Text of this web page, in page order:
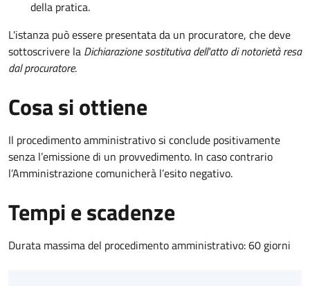
della pratica.
L'istanza può essere presentata da un procuratore, che deve
sottoscrivere la Dichiarazione sostitutiva dell'atto di notorietà resa
dal procuratore.
Cosa si ottiene
Il procedimento amministrativo si conclude positivamente
senza l’emissione di un provvedimento. In caso contrario
l’Amministrazione comunicherà l’esito negativo.
Tempi e scadenze
Durata massima del procedimento amministrativo: 60 giorni